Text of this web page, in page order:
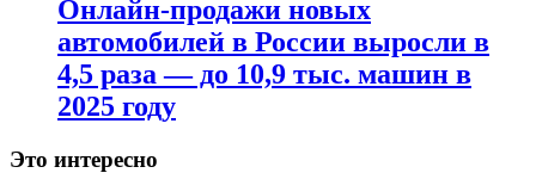
Онлайн-продажи новых
автомобилей в России выросли в
4,5 раза — до 10,9 тыс. машин в
2025 году
Это интересно